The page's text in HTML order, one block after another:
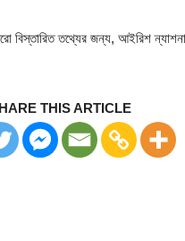
বিস্তারিত তথ্যের জন্য, আইরিশ
THIS ARTICLE